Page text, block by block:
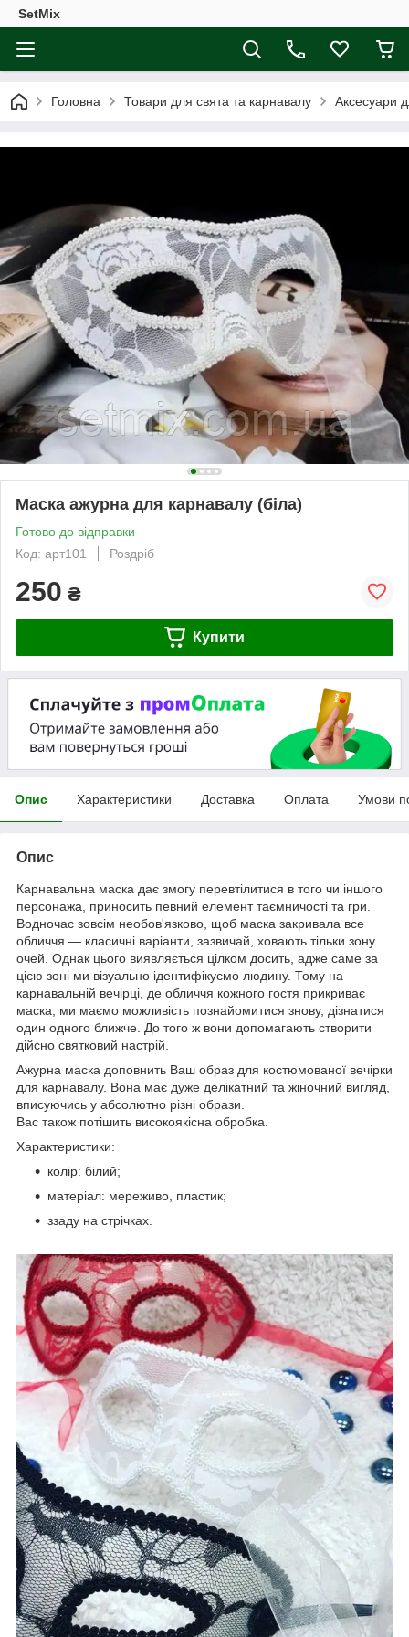
SetMix
Головна Товари для свята та карнавалу Аксесуари
Маска ажурна для карнавалу (біла)
Готово до відправки
Код: арт101
Роздріб
250 ₴
Купити
Опис Характеристики Доставка Оплата Умови
Опис
Карнавальна маска дає змогу перевтілитися в того чи іншого
персонажа, приносить певний елемент таємничості та гри.
Водночас зовсім необов'язково, щоб маска закривала все
обличчя — класичні варіанти, зазвичай, ховають тільки зону
очей. Однак цього виявляється цілком досить, адже саме за
цією зоні ми візуально ідентифікуємо людину. Тому на
карнавальній вечірці, де обличчя кожного гостя прикриває
маска, ми маємо можливість познайомитися знову, дізнатися
один одного ближче. До того ж вони допомагають створити
дійсно святковий настрій.
Ажурна маска доповнить Ваш образ для костюмованої вечірки
для карнавалу. Вона має дуже делікатний та жіночний вигляд,
вписуючись у абсолютно різні образи.
Вас також потішить високоякісна обробка.
Характеристики:
колір: білий;
матеріал: мереживо, пластик;
ззаду на стрічках.